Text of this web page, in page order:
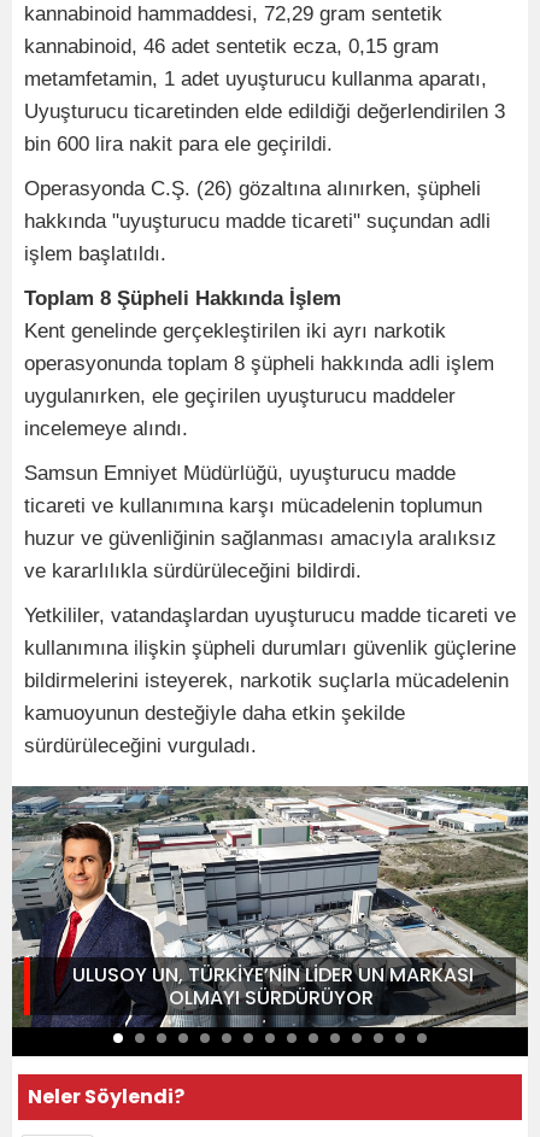
kannabinoid hammaddesi, 72,29 gram sentetik
kannabinoid, 46 adet sentetik ecza, 0,15 gram
metamfetamin, 1 adet uyuşturucu kullanma aparatı,
Uyuşturucu ticaretinden elde edildiği değerlendirilen 3
bin 600 lira nakit para ele geçirildi.
Operasyonda C.Ş. (26) gözaltına alınırken, şüpheli
hakkında "uyuşturucu madde ticareti" suçundan adli
işlem başlatıldı.
Toplam 8 Şüpheli Hakkında İşlem
Kent genelinde gerçekleştirilen iki ayrı narkotik
operasyonunda toplam 8 şüpheli hakkında adli işlem
uygulanırken, ele geçirilen uyuşturucu maddeler
incelemeye alındı.
Samsun Emniyet Müdürlüğü, uyuşturucu madde
ticareti ve kullanımına karşı mücadelenin toplumun
huzur ve güvenliğinin sağlanması amacıyla aralıksız
ve kararlılıkla sürdürüleceğini bildirdi.
Yetkililer, vatandaşlardan uyuşturucu madde ticareti ve
kullanımına ilişkin şüpheli durumları güvenlik güçlerine
bildirmelerini isteyerek, narkotik suçlarla mücadelenin
kamuoyunun desteğiyle daha etkin şekilde
sürdürüleceğini vurguladı.
ULUSOY UN, TÜRKİYE’NİN LİDER UN MARKASI
OLMAYI SÜRDÜRÜYOR
Neler Söylendi?